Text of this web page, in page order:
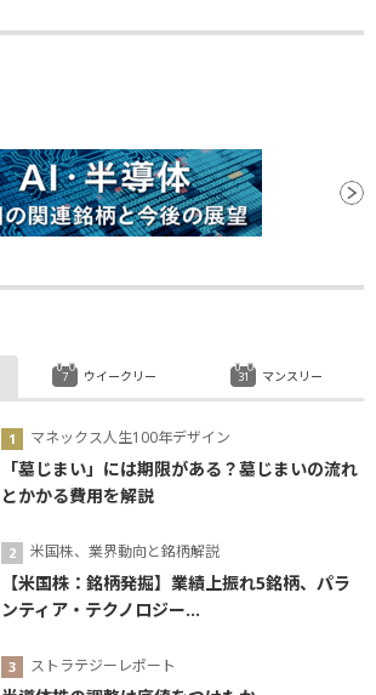
マネックス人生100年デザイン
「墓じまい」には期限がある？墓じまいの流れ
とかかる費用を解説
米国株、業界動向と銘柄解説
【米国株：銘柄発掘】業績上振れ5銘柄、パラ
ンティア・テクノロジー...
ストラテジーレポート
ウイークリー マンスリー